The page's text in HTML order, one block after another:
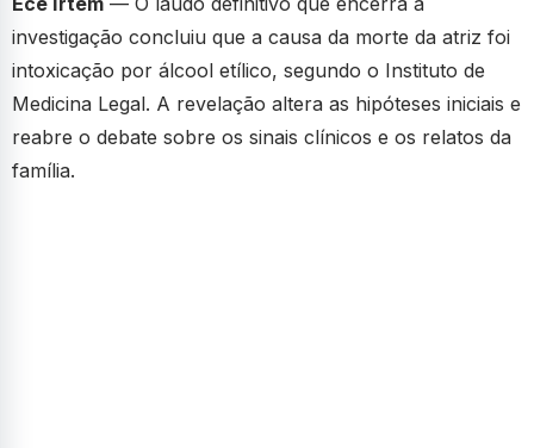
investigação concluiu que a causa da morte da atriz foi
intoxicação por álcool etílico, segundo o Instituto de
Medicina Legal. A revelação altera as hipóteses iniciais e
reabre o debate sobre os sinais clínicos e os relatos da
família.